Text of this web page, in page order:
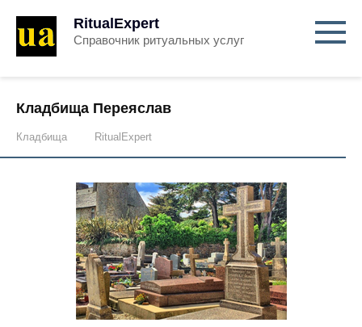
RitualExpert
Справочник ритуальных услуг
Кладбища Переяслав
Кладбища RitualExpert